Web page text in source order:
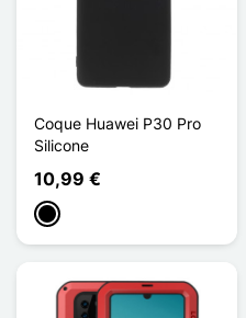
Coque Huawei P30 Pro
Silicone
10,99 €
Schwarz